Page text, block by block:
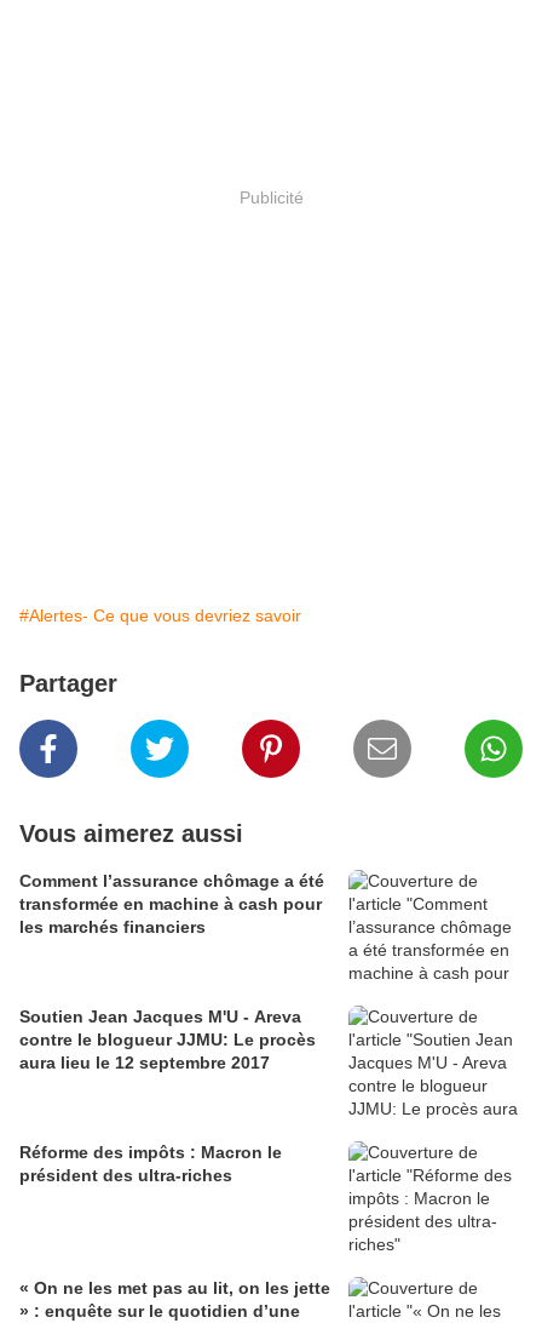
Publicité
#Alertes- Ce que vous devriez savoir
Partager
Vous aimerez aussi
Comment l’assurance chômage a été
transformée en machine à cash pour
les marchés financiers
Soutien Jean Jacques M'U - Areva
contre le blogueur JJMU: Le procès
aura lieu le 12 septembre 2017
Réforme des impôts : Macron le
président des ultra-riches
« On ne les met pas au lit, on les jette
» : enquête sur le quotidien d’une